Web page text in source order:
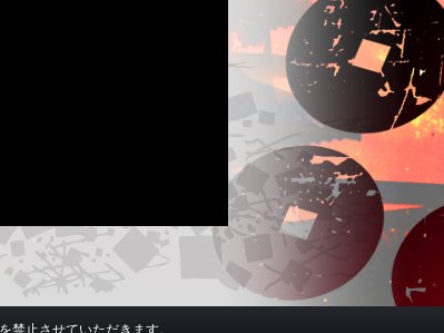
止させていただきます。